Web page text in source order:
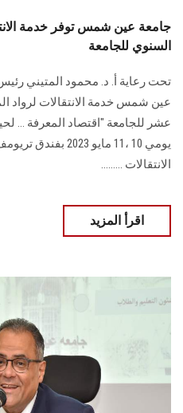
جامعة عين شمس توفر خدمة
السنوي للجامعة
تحت رعاية أ. د. محمود المتيني
عين شمس خدمة الانتقالات لرواد
عشر للجامعة "اقتصاد المعرفة ...
يومي 10 ،11 مايو
الانتقالات .........
اقرأ المزيد